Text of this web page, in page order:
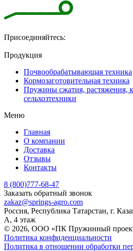
Присоединяйтесь:
Продукция
Почвообрабатывающая техника
Кормозаготовительная техника
Пружины сжатия, растяжения,
сельхозтехники
Меню
Главная
О компании
Доставка
Отзывы
Контакты
8 (800)777-68-47
Заказать обратный звонок
zakaz@springs-agro.com
Россия, Республика Татарстан, г.
А, 4 этаж
© 2026, ООО «ПК Пружинный
Политика конфиденциальности
Политика в отношении обработки